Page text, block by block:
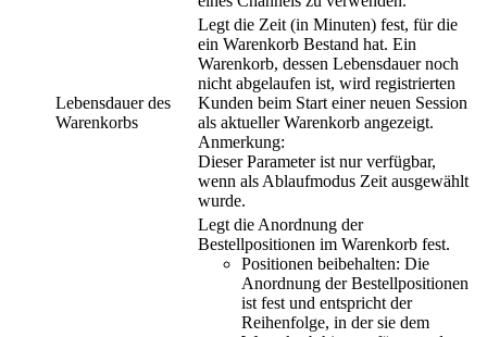
Lebensdauer des
Warenkorbs
Legt die Zeit (in Minuten) fest, für die
ein Warenkorb Bestand hat. Ein
Warenkorb, dessen Lebensdauer noch
nicht abgelaufen ist, wird registrierten
Kunden beim Start einer neuen Session
als aktueller Warenkorb angezeigt.
Anmerkung:
Dieser Parameter ist nur verfügbar,
wenn als Ablaufmodus Zeit ausgewählt
wurde.
Legt die Anordnung der
Bestellpositionen im Warenkorb fest.
Positionen beibehalten: Die
Anordnung der Bestellpositionen
ist fest und entspricht der
Reihenfolge, in der sie dem